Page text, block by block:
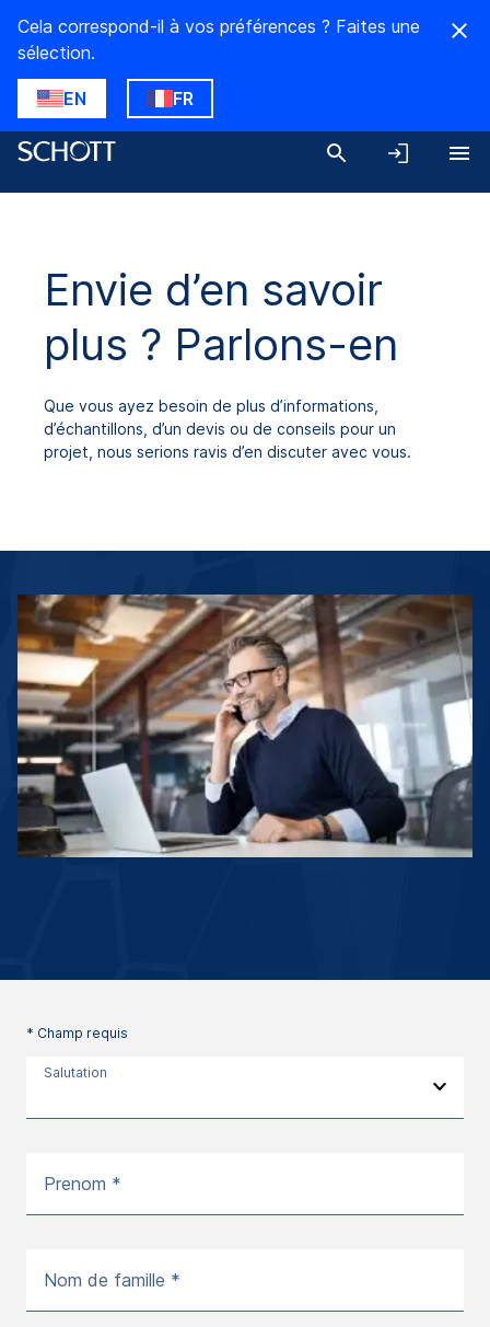
Cela correspond-il à vos préférences ? Faites une
sélection.
EN FR
Envie d’en savoir
plus ? Parlons-en
Que vous ayez besoin de plus d’informations,
d’échantillons, d’un devis ou de conseils pour un
projet, nous serions ravis d’en discuter avec vous.
* Champ requis
Salutation
Prenom *
Nom de famille *